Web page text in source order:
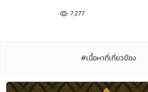
7,277
#เนื้อหาที่เกี่ยวข้อง